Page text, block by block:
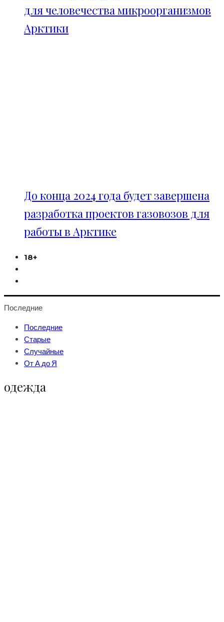
для человечества микроорганизмов
Арктики
До конца 2024 года будет завершена
разработка проектов газовозов для
работы в Арктике
18+
Последние
Последние
Старые
Случайные
От А до Я
одежда